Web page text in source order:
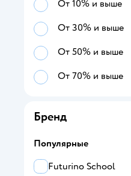
146
152
158
164
От 10% и выше
От 30% и выше
От 50% и выше
От 70% и выше
Бренд
Популярные
Futurino School